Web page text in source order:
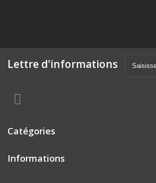
Lettre d'informations
Catégories
Informations
.